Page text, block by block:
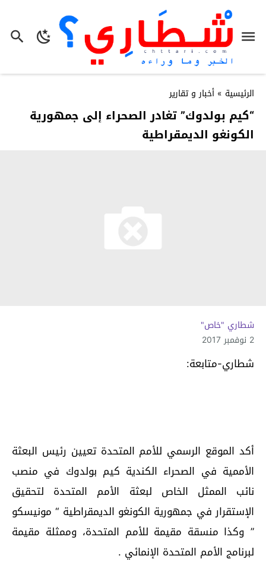
الرئيسية » أخبار و تقارير
“كيم بولدوك” تغادر الصحراء إلى جمهورية
الكونغو الديمقراطية
شطاري "خاص"
2 نوفمبر 2017
شطاري-متابعة:
ﺃﻛﺪ ﺍﻟﻤﻮﻗﻊ ﺍﻟﺮﺳﻤﻲ ﻟﻸﻣﻢ ﺍﻟﻤﺘﺤﺪﺓ ﺗﻌﻴﻴﻦ ﺭﺋﻴﺲ ﺍﻟﺒﻌﺜﺔ
ﺍﻷﻣﻤﻴﺔ ﻓﻲ ﺍﻟﺼﺤﺮﺍﺀ ﺍﻟﻜﻨﺪﻳﺔ ﻛﻴﻢ ﺑﻮﻟﺪﻭﻙ ﻓﻲ ﻣﻨﺼﺐ
ﻧﺎﺋﺐ ﺍﻟﻤﻤﺜﻞ ﺍﻟﺨﺎﺹ ﻟﺒﻌﺜﺔ ﺍﻷﻣﻢ ﺍﻟﻤﺘﺤﺪﺓ ﻟﺘﺤﻘﻴﻖ
ﺍﻹﺳﺘﻘﺮﺍﺭ ﻓﻲ ﺟﻤﻬﻮﺭﻳﺔ ﺍﻟﻜﻮﻧﻐﻮ ﺍﻟﺪﻳﻤﻘﺮﺍﻃﻴﺔ “ ﻣﻮﻧﻴﺴﻜﻮ
” ﻭﻛﺬﺍ ﻣﻨﺴﻘﺔ ﻣﻘﻴﻤﺔ ﻟﻸﻣﻢ ﺍﻟﻤﺘﺤﺪﺓ، ﻭﻣﻤﺜﻠﺔ ﻣﻘﻴﻤﺔ
ﻟﺒﺮﻧﺎﻣﺞ ﺍﻷﻣﻢ ﺍﻟﻤﺘﺤﺪﺓ ﺍﻹﻧﻤﺎﺋﻲ .